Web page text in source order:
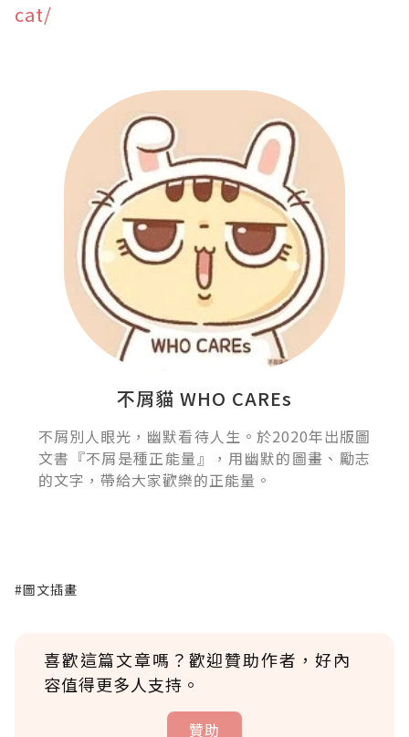
cat/
不屑貓 WHO CAREs
不屑別人眼光，幽默看待人生。於2020年出版圖
文書『不屑是種正能量』，用幽默的圖畫、勵志
的文字，帶給大家歡樂的正能量。
#圖文插畫
喜歡這篇文章嗎？歡迎贊助作者，好內
容值得更多人支持。
贊助